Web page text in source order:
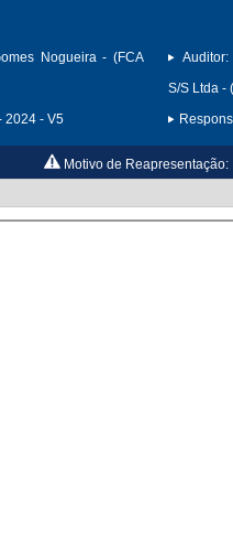
Nogueira - (FCA
2024 - V5
Auditor:
S/S Ltda -
Motivo de Reapresentação: